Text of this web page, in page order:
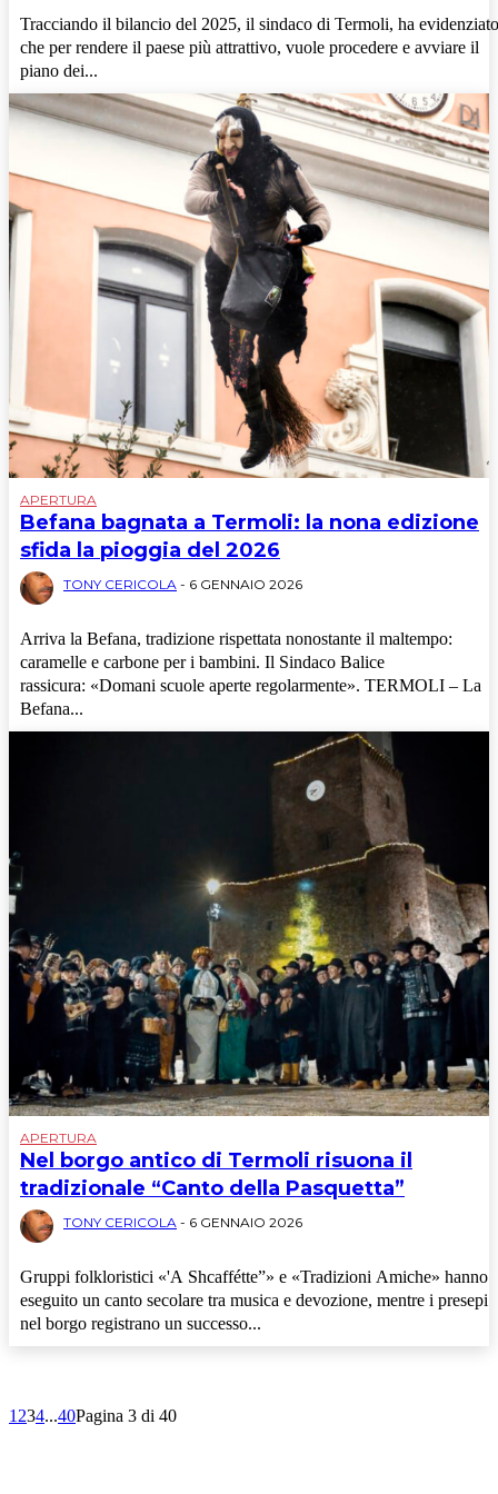
Tracciando il bilancio del 2025, il sindaco di Termoli, ha evidenziato
che per rendere il paese più attrattivo, vuole procedere e avviare il
piano dei...
APERTURA
Befana bagnata a Termoli: la nona edizione
sfida la pioggia del 2026
TONY CERICOLA - 6 GENNAIO 2026
Arriva la Befana, tradizione rispettata nonostante il maltempo:
caramelle e carbone per i bambini. Il Sindaco Balice
rassicura: «Domani scuole aperte regolarmente». TERMOLI – La
Befana...
APERTURA
Nel borgo antico di Termoli risuona il
tradizionale “Canto della Pasquetta”
TONY CERICOLA - 6 GENNAIO 2026
Gruppi folkloristici «'A Shcaffétte”» e «Tradizioni Amiche» hanno
eseguito un canto secolare tra musica e devozione, mentre i presepi
nel borgo registrano un successo...
1 234...40Pagina 3 di 40